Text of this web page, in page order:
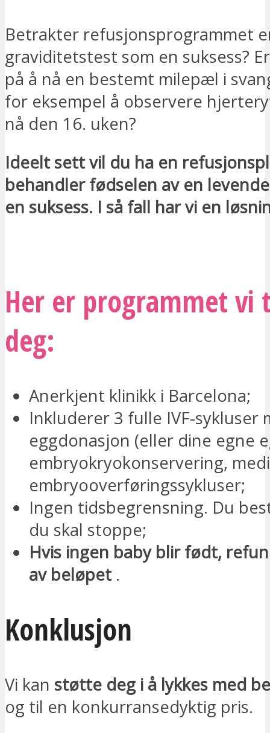
Betrakter refusjonsprogrammet
graviditetstest som en suksess?
på å nå en bestemt milepæl i
for eksempel å observere
nå den 16. uken?
Ideelt sett vil du ha en
behandler fødselen av en
en suksess. I så fall har vi en
Her er programmet vi
deg:
Anerkjent klinikk i Barcelona;
Inkluderer 3 fulle IVF-sykluser
eggdonasjon (eller dine egne
embryokryokonservering,
embryooverføringssykluser;
Ingen tidsbegrensning. Du
du skal stoppe;
Hvis ingen baby blir født,
av beløpet.
Konklusjon
Vi kan støtte deg i å lykkes med
og til en konkurransedyktig pris.